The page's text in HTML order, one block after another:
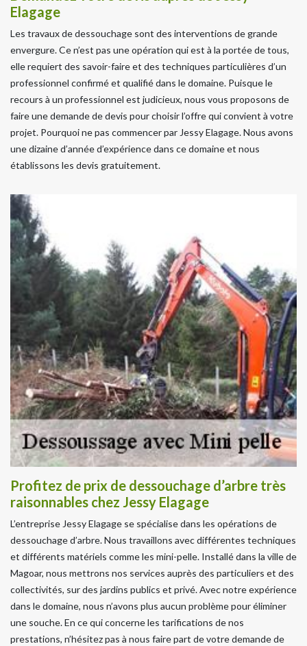
Elagage
Les travaux de dessouchage sont des interventions de grande
envergure. Ce n’est pas une opération qui est à la portée de tous,
elle requiert des savoir-faire et des techniques particulières d’un
professionnel confirmé et qualifié dans le domaine. Puisque le
recours à un professionnel est judicieux, nous vous proposons de
faire une demande de devis pour choisir l’offre qui convient à votre
projet. Pourquoi ne pas commencer par Jessy Elagage. Nous avons
une dizaine d’année d’expérience dans ce domaine et nous
établissons les devis gratuitement.
Profitez de prix de dessouchage d’arbre très
raisonnables chez Jessy Elagage
L’entreprise Jessy Elagage se spécialise dans les opérations de
dessouchage d’arbre. Nous travaillons avec différentes techniques
et différents matériels comme les mini-pelle. Installé dans la ville de
Magoar, nous mettrons nos services auprès des particuliers et des
collectivités, sur des jardins publics et privé. Avec notre expérience
dans le domaine, nous n’avons plus aucun problème pour éliminer
une souche. En ce qui concerne les tarifications de nos
prestations, n’hésitez pas à nous faire part de votre demande de